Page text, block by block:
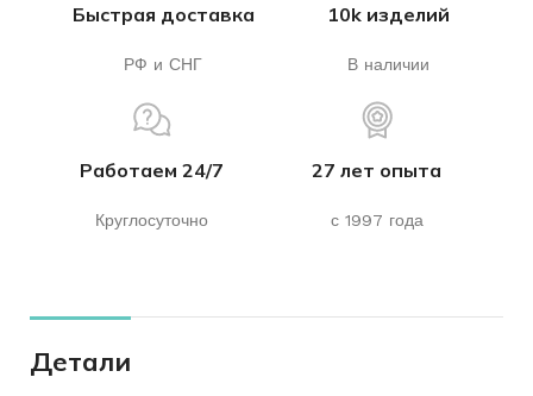
Быстрая доставка
РФ и СНГ
10k изделий
В наличии
Работаем 24/7
Круглосуточно
27 лет опыта
с 1997 года
Детали